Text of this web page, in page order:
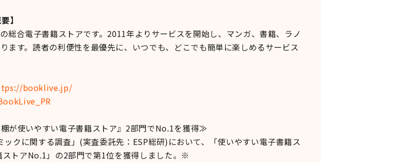
】
合電子書籍ストアです。2011年よりサービスを開始し、マンガ、書籍、ラノ
ます。読者の利便性を最優先に、いつでも、どこでも簡単に楽しめるサービス
booklive.jp/
が使いやすい電子書籍ストア』2部門でNo.1を獲得≫
クに関する調査」(実査委託先：ESP総研)において、「使いやすい電子書籍ス
トアNo.1」の2部門で第1位を獲得しました。※